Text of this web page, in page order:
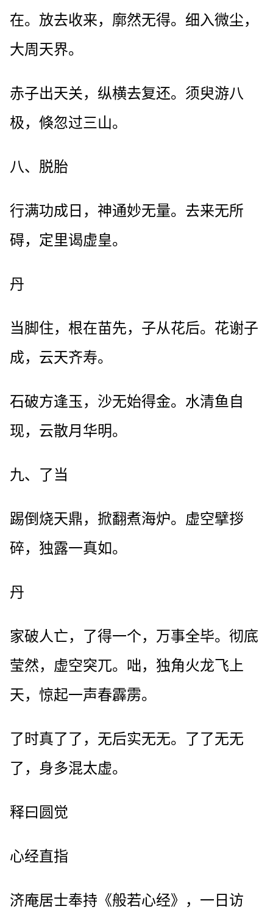
在。放去收来，廓然无得。细入微尘，
大周天界。
赤子出天关，纵横去复还。须臾游八
极，倏忽过三山。
八、脱胎
行满功成日，神通妙无量。去来无所
碍，定里谒虚皇。
丹
当脚住，根在苗先，子从花后。花谢子
成，云天齐寿。
石破方逢玉，沙无始得金。水清鱼自
现，云散月华明。
九、了当
踢倒烧天鼎，掀翻煮海炉。虚空擘拶
碎，独露一真如。
丹
家破人亡，了得一个，万事全毕。彻底
莹然，虚空突兀。咄，独角火龙飞上
天，惊起一声春霹雳。
了时真了了，无后实无无。了了无无
了，身多混太虚。
释曰圆觉
心经直指
济庵居士奉持《般若心经》，一日访